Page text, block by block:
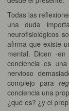
Todas las
una duda
neurofisiológicos
afirma que existe
mental. Dicen -
conciencia es
nervioso
complejo para
conciencia una
¿qué es? ¿y el